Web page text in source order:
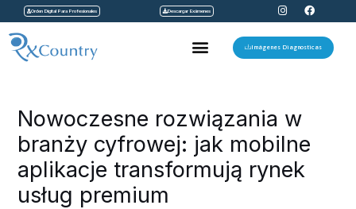
contenido
Orden Digital Para Profesionales Descargar Exámenes
I
n
s
t
a
F
a
c
e
b
Menu Imágenes Diagnosticas
Nowoczesne rozwiązania w
branży cyfrowej: jak mobilne
aplikacje transformują rynek
usług premium
entradas